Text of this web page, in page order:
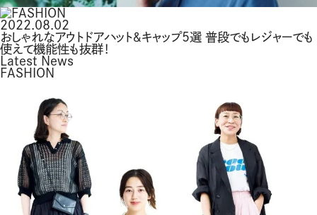
2022.08.02
おしゃれなアウトドアハット＆キャップ5選 普段でもレジャーでも
使えて機能性も抜群！
Latest News
FASHION